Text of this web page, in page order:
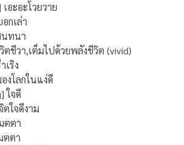
อะอะโวยวาย
กเล่า
นทนา
ตชีวา,เต็มไปด้วยพลังชีวิต (vivid)
เริง
งโลกในแง่ดี
ใจดี
ตใจดีงาม
ตตา
ตตา